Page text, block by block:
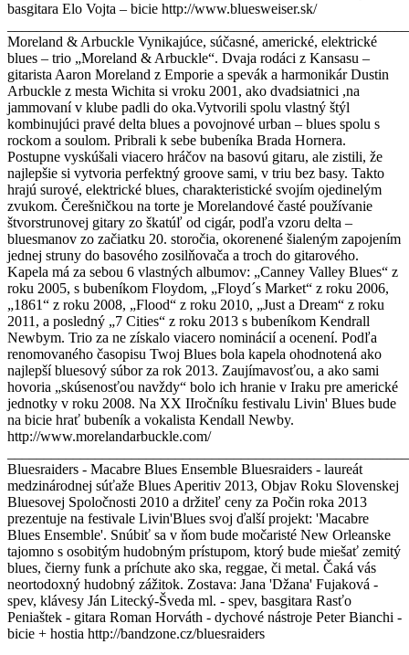
basgitara Elo Vojta – bicie http://www.bluesweiser.sk/
Moreland & Arbuckle Vynikajúce, súčasné, americké, elektrické
blues – trio „Moreland & Arbuckle“. Dvaja rodáci z Kansasu –
gitarista Aaron Moreland z Emporie a spevák a harmonikár Dustin
Arbuckle z mesta Wichita si vroku 2001, ako dvadsiatnici ,na
jammovaní v klube padli do oka.Vytvorili spolu vlastný štýl
kombinujúci pravé delta blues a povojnové urban – blues spolu s
rockom a soulom. Pribrali k sebe bubeníka Brada Hornera.
Postupne vyskúšali viacero hráčov na basovú gitaru, ale zistili, že
najlepšie si vytvoria perfektný groove sami, v triu bez basy. Takto
hrajú surové, elektrické blues, charakteristické svojím ojedinelým
zvukom. Čerešničkou na torte je Morelandové časté používanie
štvorstrunovej gitary zo škatúľ od cigár, podľa vzoru delta –
bluesmanov zo začiatku 20. storočia, okorenené šialeným zapojením
jednej struny do basového zosilňovača a troch do gitarového.
Kapela má za sebou 6 vlastných albumov: „Canney Valley Blues“ z
roku 2005, s bubeníkom Floydom, „Floyd´s Market“ z roku 2006,
„1861“ z roku 2008, „Flood“ z roku 2010, „Just a Dream“ z roku
2011, a posledný „7 Cities“ z roku 2013 s bubeníkom Kendrall
Newbym. Trio za ne získalo viacero nominácií a ocenení. Podľa
renomovaného časopisu Twoj Blues bola kapela ohodnotená ako
najlepší bluesový súbor za rok 2013. Zaujímavosťou, a ako sami
hovoria „skúsenosťou navždy“ bolo ich hranie v Iraku pre americké
jednotky v roku 2008. Na XX IIročníku festivalu Livin' Blues bude
na bicie hrať bubeník a vokalista Kendall Newby.
http://www.morelandarbuckle.com/
Bluesraiders - Macabre Blues Ensemble Bluesraiders - laureát
medzinárodnej súťaže Blues Aperitiv 2013, Objav Roku Slovenskej
Bluesovej Spoločnosti 2010 a držiteľ ceny za Počin roka 2013
prezentuje na festivale Livin'Blues svoj ďalší projekt: 'Macabre
Blues Ensemble'. Snúbiť sa v ňom bude močaristé New Orleanske
tajomno s osobitým hudobným prístupom, ktorý bude miešať zemitý
blues, čierny funk a príchute ako ska, reggae, či metal. Čaká vás
neortodoxný hudobný zážitok. Zostava: Jana 'Džana' Fujaková -
spev, klávesy Ján Litecký-Šveda ml. - spev, basgitara Rasťo
Peniaštek - gitara Roman Horváth - dychové nástroje Peter Bianchi -
bicie + hostia http://bandzone.cz/bluesraiders